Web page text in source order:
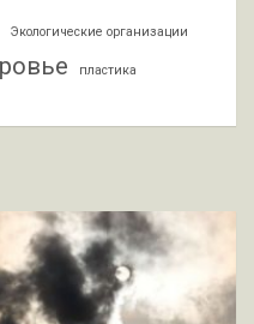
Экологические организации
пластика